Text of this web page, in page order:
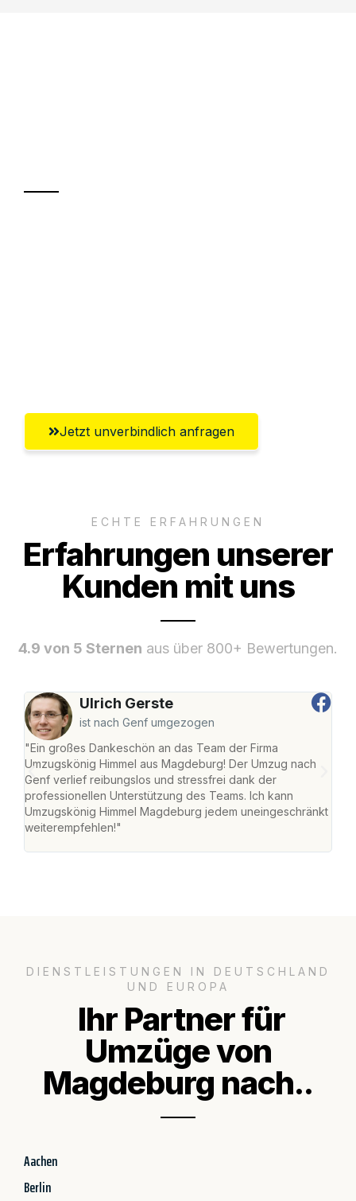
Jetzt unverbindlich anfragen
ECHTE ERFAHRUNGEN
Erfahrungen unserer
Kunden mit uns
4.9 von 5 Sternen aus über 800+ Bewertungen.
Ulrich Gerste
ist nach Genf umgezogen
"Ein großes Dankeschön an das Team der Firma
Umzugskönig Himmel aus Magdeburg! Der Umzug nach
Genf verlief reibungslos und stressfrei dank der
professionellen Unterstützung des Teams. Ich kann
Umzugskönig Himmel Magdeburg jedem uneingeschränkt
weiterempfehlen!"
DIENSTLEISTUNGEN IN DEUTSCHLAND
UND EUROPA
Ihr Partner für
Umzüge von
Magdeburg nach..
Aachen
Berlin